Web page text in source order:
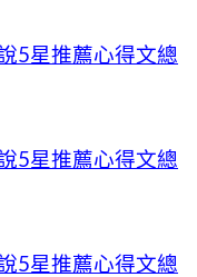
5星推薦心得文總
5星推薦心得文總
5星推薦心得文總